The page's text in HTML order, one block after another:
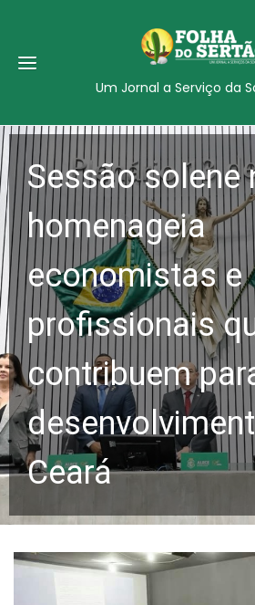
Um Jornal a Serviço da
Sessão solene
homenageia
economistas e
profissionais
contribuem
Ceará